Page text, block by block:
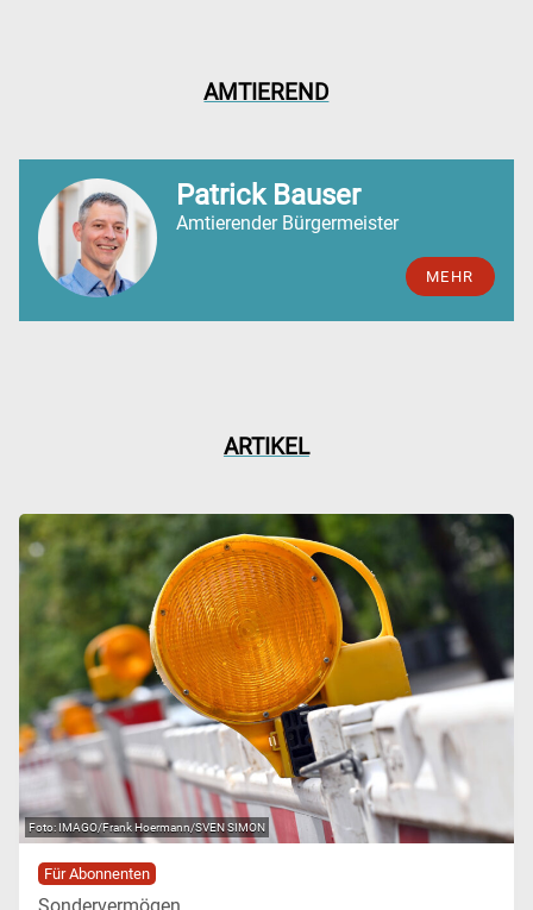
AMTIEREND
Patrick Bauser
Amtierender Bürgermeister
MEHR
ARTIKEL
IMAGO/Frank Hoermann/SVEN SIMON
Für Abonnenten